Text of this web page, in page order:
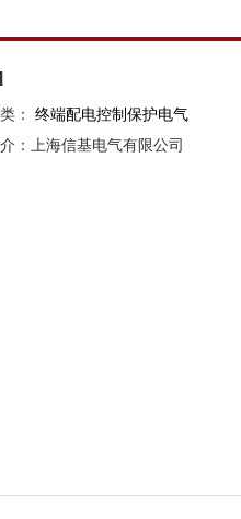
： 终端配电控制保护电气
：上海信基电气有限公司